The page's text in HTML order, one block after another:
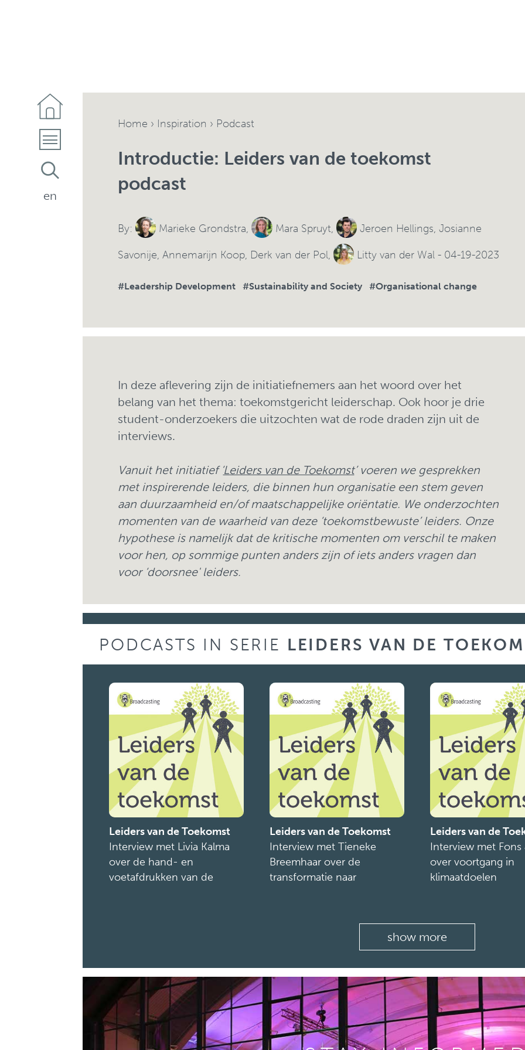
Home › Inspiration › Podcast
Introductie: Leiders van de toekomst
podcast
By: Marieke Grondstra , Mara Spruyt Jeroen Hellings ,Josianne
Savonije, Annemarijn Koop, Derk van der Pol, Litty van der Wal - 04-19-2023
#Leadership Development #Sustainability and Society #Organisational change
In deze aflevering zijn de initiatiefnemers aan het woord over het
belang van het thema: toekomstgericht leiderschap. Ook hoor je drie
student-onderzoekers die uitzochten wat de rode draden zijn uit de
interviews.
Vanuit het initiatief ‘ Leiders van de Toekomst’ voeren we gesprekken
met inspirerende leiders, die binnen hun organisatie een stem geven
aan duurzaamheid en/of maatschappelijke oriëntatie. We onderzochten
momenten van de waarheid van deze ‘toekomstbewuste’ leiders. Onze
hypothese is namelijk dat de kritische momenten om verschil te maken
voor hen, op sommige punten anders zijn of iets anders vragen dan
voor ‘doorsnee' leiders.
PODCASTS IN SERIE LEIDERS VAN DE
Leiders van de Toekomst
Interview met Livia Kalma
over de hand- en
voetafdrukken van de
Leiders van de Toekomst
Interview met Tieneke
Breemhaar over de
transformatie naar
Leiders van de
Interview met Fons
over voortgang in
klimaatdoelen
show more
en